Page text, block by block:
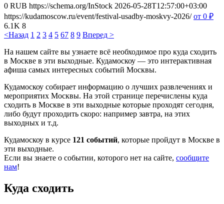
0 RUB https://schema.org/InStock 2026-05-28T12:57:00+03:00
https://kudamoscow.ru/event/festival-usadby-moskvy-2026/ от 0 ₽
6.1K 8
<Назад 1 2 3 4 5 67 8 9 Вперед >
На нашем сайте вы узнаете всё необходимое про куда сходить
в Москве в эти выходные. Кудамоскоу — это интерактивная
афиша самых интересных событий Москвы.
Кудамоскоу собирает информацию о лучших развлечениях и
мероприятих Москвы. На этой странице перечислены куда
сходить в Москве в эти выходные которые проходят сегодня,
либо будут проходить скоро: например завтра, на этих
выходных и т.д.
Кудамоскоу в курсе 121 событий, которые пройдут в Москве в
эти выходные.
Если вы знаете о событии, которого нет на сайте, сообщите
нам!
Куда сходить